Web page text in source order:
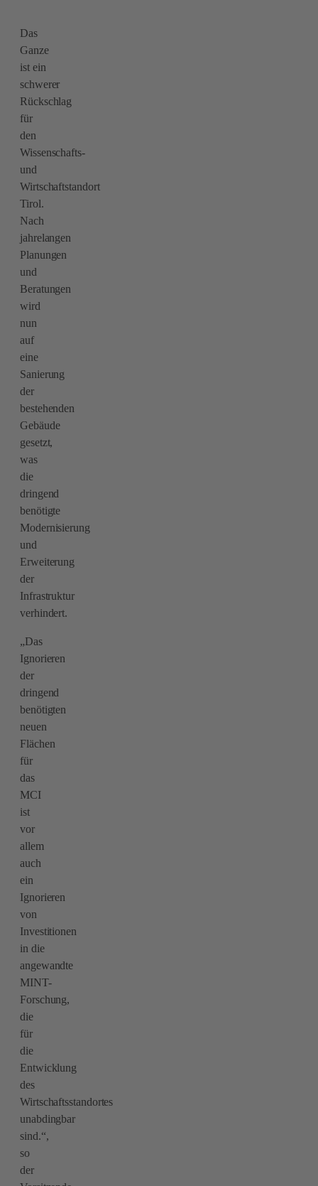
Das
Ganze
ist ein
schwerer
Rückschlag
für
den
Wissenschafts-
und
Wirtschaftstandort
Tirol.
Nach
jahrelangen
Planungen
und
Beratungen
wird
nun
auf
eine
Sanierung
der
bestehenden
Gebäude
gesetzt,
was
die
dringend
benötigte
Modernisierung
und
Erweiterung
der
Infrastruktur
verhindert.
„Das
Ignorieren
der
dringend
benötigten
neuen
Flächen
für
das
MCI
ist
vor
allem
auch
ein
Ignorieren
von
Investitionen
in die
angewandte
MINT-
Forschung,
die
für
die
Entwicklung
des
Wirtschaftsstandortes
unabdingbar
sind.“,
so
der